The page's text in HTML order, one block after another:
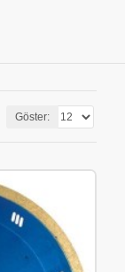
Göster: